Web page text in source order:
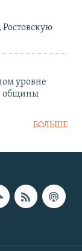
Ростовскую
уровне
общины
БОЛЬШЕ